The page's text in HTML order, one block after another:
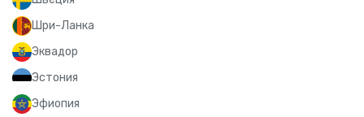
Шри-Ланка
Эквадор
Эстония
Эфиопия